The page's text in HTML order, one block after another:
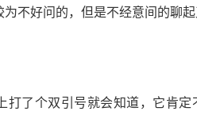
不好问的，但是不经意间的聊
打了个双引号就会知道，它肯